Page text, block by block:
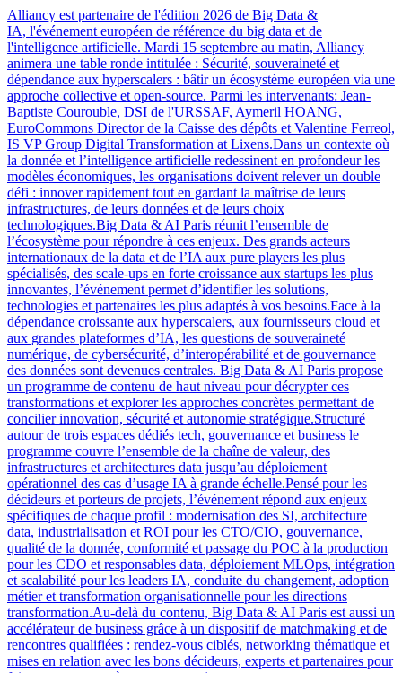
Alliancy est partenaire de l'édition 2026 de Big Data &
IA, l'événement européen de référence du big data et de
l'intelligence artificielle. Mardi 15 septembre au matin, Alliancy
animera une table ronde intitulée : Sécurité, souveraineté et
dépendance aux hyperscalers : bâtir un écosystème européen via une
approche collective et open-source. Parmi les intervenants: Jean-
Baptiste Courouble, DSI de l'URSSAF, Aymeril HOANG,
EuroCommons Director de la Caisse des dépôts et Valentine Ferreol,
IS VP Group Digital Transformation at Lixens.Dans un contexte où
la donnée et l’intelligence artificielle redessinent en profondeur les
modèles économiques, les organisations doivent relever un double
défi : innover rapidement tout en gardant la maîtrise de leurs
infrastructures, de leurs données et de leurs choix
technologiques.Big Data & AI Paris réunit l’ensemble de
l’écosystème pour répondre à ces enjeux. Des grands acteurs
internationaux de la data et de l’IA aux pure players les plus
spécialisés, des scale-ups en forte croissance aux startups les plus
innovantes, l’événement permet d’identifier les solutions,
technologies et partenaires les plus adaptés à vos besoins.Face à la
dépendance croissante aux hyperscalers, aux fournisseurs cloud et
aux grandes plateformes d’IA, les questions de souveraineté
numérique, de cybersécurité, d’interopérabilité et de gouvernance
des données sont devenues centrales. Big Data & AI Paris propose
un programme de contenu de haut niveau pour décrypter ces
transformations et explorer les approches concrètes permettant de
concilier innovation, sécurité et autonomie stratégique.Structuré
autour de trois espaces dédiés tech, gouvernance et business le
programme couvre l’ensemble de la chaîne de valeur, des
infrastructures et architectures data jusqu’au déploiement
opérationnel des cas d’usage IA à grande échelle.Pensé pour les
décideurs et porteurs de projets, l’événement répond aux enjeux
spécifiques de chaque profil : modernisation des SI, architecture
data, industrialisation et ROI pour les CTO/CIO, gouvernance,
qualité de la donnée, conformité et passage du POC à la production
pour les CDO et responsables data, déploiement MLOps, intégration
et scalabilité pour les leaders IA, conduite du changement, adoption
métier et transformation organisationnelle pour les directions
transformation.Au-delà du contenu, Big Data & AI Paris est aussi un
accélérateur de business grâce à un dispositif de matchmaking et de
rencontres qualifiées : rendez-vous ciblés, networking thématique et
mises en relation avec les bons décideurs, experts et partenaires pour